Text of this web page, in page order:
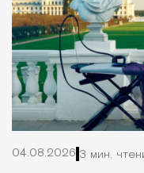
04.08.2026 3 мин.